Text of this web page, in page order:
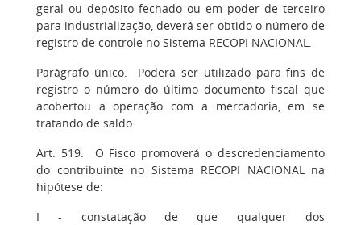
geral ou depósito fechado ou em poder de terceiro
para industrialização, deverá ser obtido o número de
registro de controle no Sistema RECOPI NACIONAL.
Parágrafo único. Poderá ser utilizado para fins de
registro o número do último documento fiscal que
acobertou a operação com a mercadoria, em se
tratando de saldo.
Art. 519. O Fisco promoverá o descredenciamento
do contribuinte no Sistema RECOPI NACIONAL na
hipótese de:
I - constatação de que qualquer dos